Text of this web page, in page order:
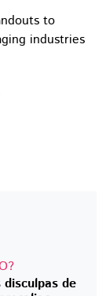
to
industries
disculpas de